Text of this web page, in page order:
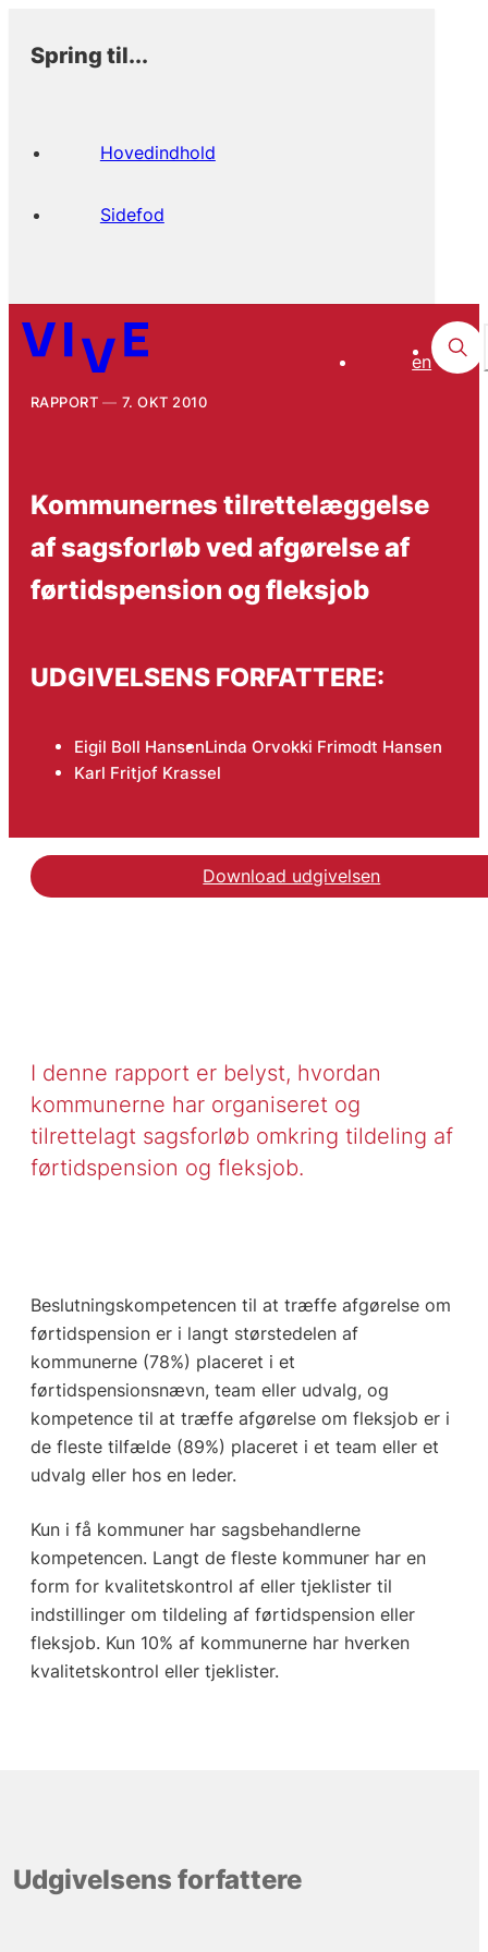
Spring til...
Hovedindhold
Sidefod
en
RAPPORT 7. OKT 2010
Kommunernes tilrettelæggelse
af sagsforløb ved afgørelse af
førtidspension og fleksjob
UDGIVELSENS FORFATTERE:
Eigil Boll HansenLinda Orvokki Frimodt Hansen
Karl Fritjof Krassel
Download udgivelsen
I denne rapport er belyst, hvordan
kommunerne har organiseret og
tilrettelagt sagsforløb omkring tildeling af
førtidspension og fleksjob.
Beslutningskompetencen til at træffe afgørelse om
førtidspension er i langt størstedelen af
kommunerne (78%) placeret i et
førtidspensionsnævn, team eller udvalg, og
kompetence til at træffe afgørelse om fleksjob er i
de fleste tilfælde (89%) placeret i et team eller et
udvalg eller hos en leder.
Kun i få kommuner har sagsbehandlerne
kompetencen. Langt de fleste kommuner har en
form for kvalitetskontrol af eller tjeklister til
indstillinger om tildeling af førtidspension eller
fleksjob. Kun 10% af kommunerne har hverken
kvalitetskontrol eller tjeklister.
Udgivelsens forfattere